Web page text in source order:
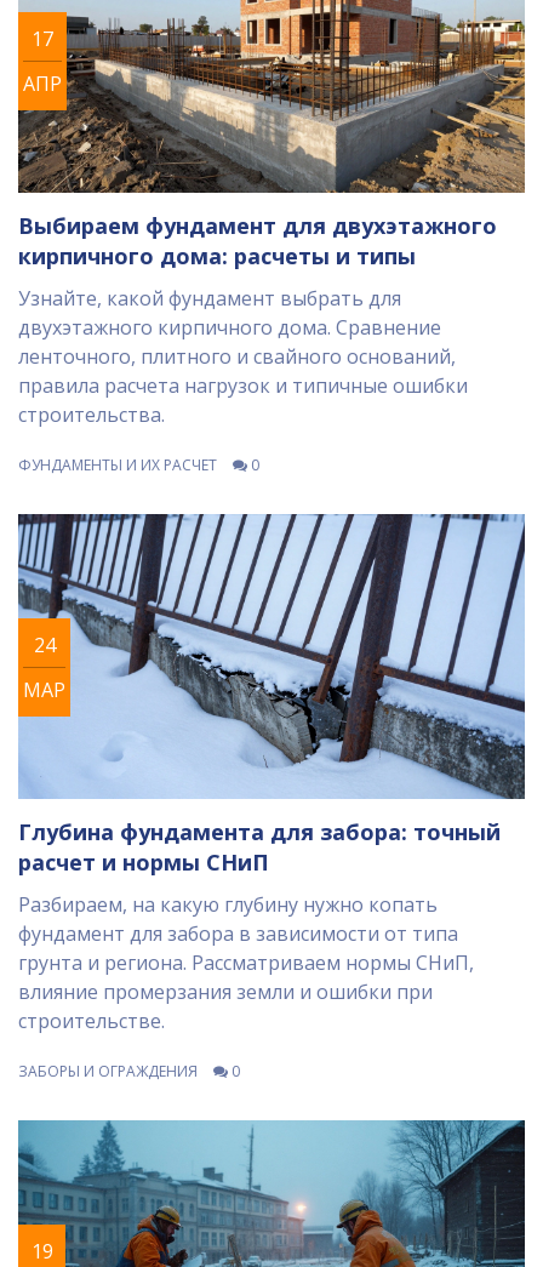
17
АПР
Выбираем фундамент для двухэтажного
кирпичного дома: расчеты и типы
Узнайте, какой фундамент выбрать для
двухэтажного кирпичного дома. Сравнение
ленточного, плитного и свайного оснований,
правила расчета нагрузок и типичные ошибки
строительства.
ФУНДАМЕНТЫ И ИХ РАСЧЕТ 0
24
МАР
Глубина фундамента для забора: точный
расчет и нормы СНиП
Разбираем, на какую глубину нужно копать
фундамент для забора в зависимости от типа
грунта и региона. Рассматриваем нормы СНиП,
влияние промерзания земли и ошибки при
строительстве.
ЗАБОРЫ И ОГРАЖДЕНИЯ 0
19